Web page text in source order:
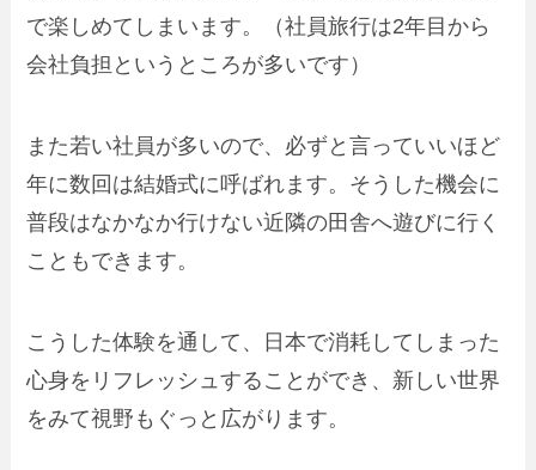
で楽しめてしまいます。（社員旅行は2年目から
会社負担というところが多いです）
また若い社員が多いので、必ずと言っていいほど
年に数回は結婚式に呼ばれます。そうした機会に
普段はなかなか行けない近隣の田舎へ遊びに行く
こともできます。
こうした体験を通して、日本で消耗してしまった
心身をリフレッシュすることができ、新しい世界
をみて視野もぐっと広がります。